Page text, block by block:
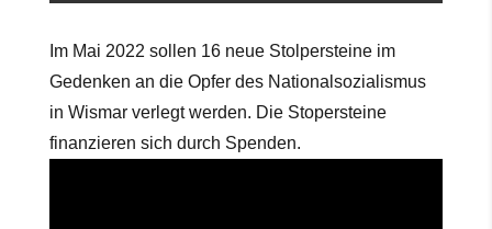
Im Mai 2022 sollen 16 neue Stolpersteine im
Gedenken an die Opfer des Nationalsozialismus
in Wismar verlegt werden. Die Stopersteine
finanzieren sich durch Spenden.